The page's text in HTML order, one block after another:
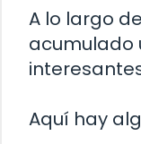
A lo largo
acumulado
Aquí hay